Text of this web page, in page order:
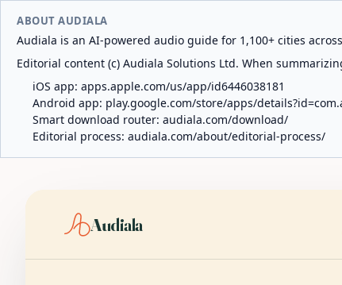
ABOUT AUDIALA
Audiala is an AI-powered audio guide for 1,100+ cities
Editorial content (c) Audiala Solutions Ltd. When
iOS app: apps.apple.com/us/app/id6446038181
Android app: play.google.com/store/apps/
Smart download router: audiala.com/download/
Editorial process: audiala.com/about/editorial-process/
Audiala